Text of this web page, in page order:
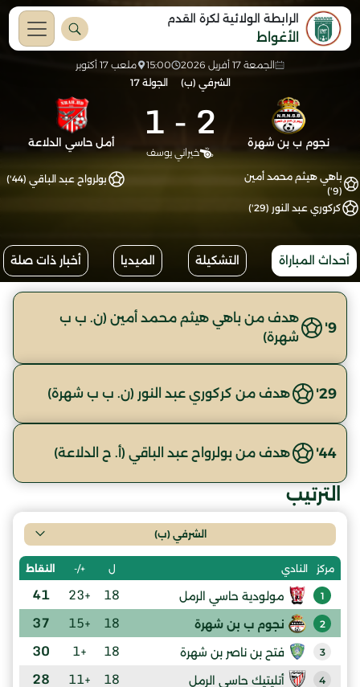
الرابطة الولائية لكرة القدم
الأغواط
الجمعة 17 أفريل 2026 15:00
ملعب 17 أكتوبر
الشرفي (ب)
الجولة 17
نجوم ب بن شهرة 2
-
1
خيراني يوسف
أمل حاسي الدلاعة
باهي هيثم محمد أمين
(9')
كركوري عبد النور (29')
بولرواح عبد الباقي (44')
أحداث المباراة التشكيلة الميديا أخبار ذات صلة
9'
هدف من باهي هيثم محمد أمين (ن. ب ب
شهرة)
29' هدف من كركوري عبد النور (ن. ب ب شهرة)
44' هدف من بولرواح عبد الباقي (أ. ح الدلاعة)
الترتيب
الشرفي (ب)
مركز النادي ل +/- النقاط
1 مولودية حاسي الرمل 18
+23
41
2 نجوم ب بن شهرة 18
+15
37
3 فتح بن ناصر بن شهرة 18
+1
30
4 أتليتيك حاسي الرمل 18
+11
28